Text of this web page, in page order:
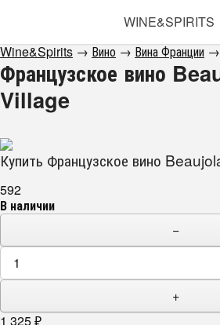
WINE&SPIRITS
Wine&Spirits → Вино → Вина Франции →
Французское вино
Village
Купить Французское вино
592
В наличии
−
+
1 325 ₽